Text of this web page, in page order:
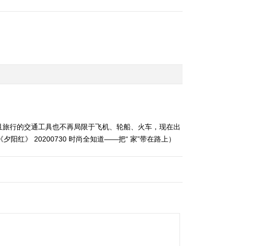
行的交通工具也不再局限于飞机、轮船、火车，现在出
阳红》 20200730 时尚全知道——把“ 家”带在路上）